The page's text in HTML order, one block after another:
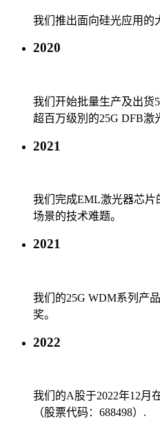
我们推出面向硅光应用的
2020
我们开始批量生产及出货
超百万级別的25G DFB激
2021
我们完成EML激光器芯
场景的技术难题。
2021
我们的25G WDM系列产
奖。
2022
我们的A股于2022年12月
（股票代码：688498）.